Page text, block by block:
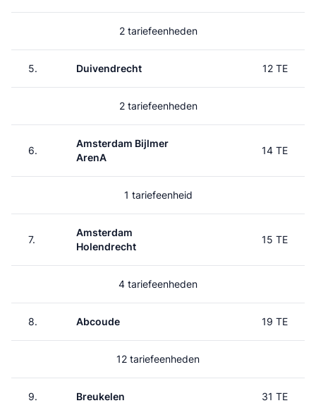
2 tariefeenheden
5. Duivendrecht 12 TE
2 tariefeenheden
6.
Amsterdam Bijlmer
ArenA
14 TE
1 tariefeenheid
7.
Amsterdam
Holendrecht
15 TE
4 tariefeenheden
8. Abcoude 19 TE
12 tariefeenheden
9. Breukelen 31 TE